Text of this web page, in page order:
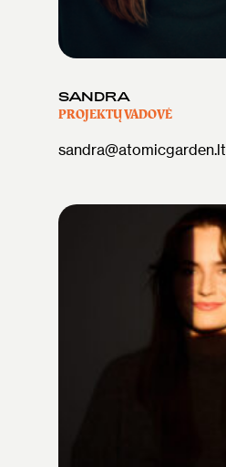
SANDRA
PROJEKTŲ VADOVĖ
sandra@atomicgarden.lt